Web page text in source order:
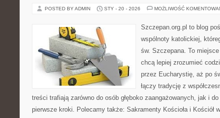
POSTED BY ADMIN STY - 20 - 2026 MOŻLIWOŚĆ
Szczepan.org.pl to blog
wspólnoty katolickiej,
św. Szczepana. To
chcą lepiej zrozumieć
przez Eucharystię, aż po
łączy tradycję z
treści trafiają zarówno do osób głęboko zaangażowanych, jak i
pierwsze kroki. Polecamy także: Sakramenty Kościoła i Kościół